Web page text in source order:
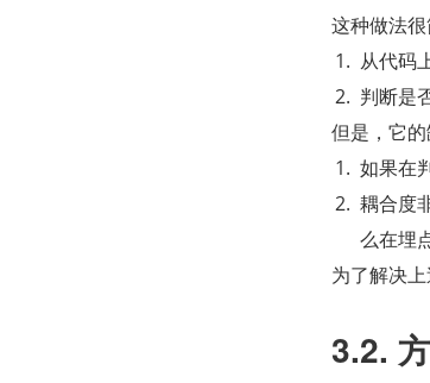
这种做法
从代码
判断是
但是，它的
如果在
耦合度
么在埋
为了解决
3.2.